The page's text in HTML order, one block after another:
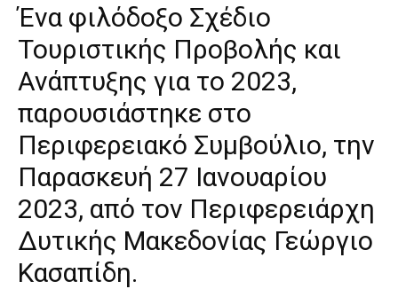
Ένα φιλόδοξο Σχέδιο
Τουριστικής Προβολής και
Ανάπτυξης για το 2023,
παρουσιάστηκε στο
Περιφερειακό Συμβούλιο, την
Παρασκευή 27 Ιανουαρίου
2023, από τον Περιφερειάρχη
Δυτικής Μακεδονίας Γεώργιο
Κασαπίδη.